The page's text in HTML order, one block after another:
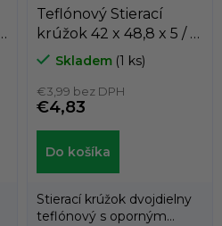
Teflónový Stierací
krúžok 42 x 48,8 x 5 / 5
AD60 PTFE/NBR
Dichtomatik
Skladem (1 ks)
€3,99 bez DPH
€4,83
Do košíka
Stierací krúžok dvojdielny
teflónový s oporným